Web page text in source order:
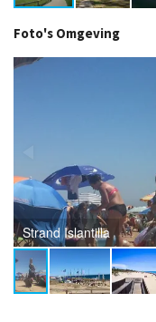
Foto's Omgeving
Strand Islantilla